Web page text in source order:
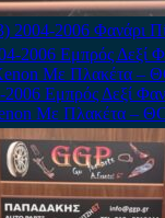
2004-2006 Φανάρι
Εμπρός Δεξί
Με Πλακέτα –